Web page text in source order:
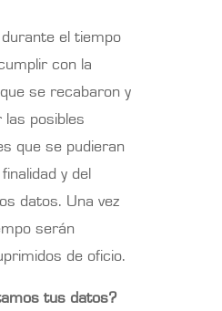
el tiempo
con la
se recabaron y
posibles
que se pudieran
y del
datos. Una vez
serán
de oficio.
tus datos?